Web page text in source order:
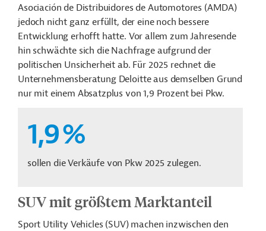
Asociación de Distribuidores de Automotores (AMDA)
jedoch nicht ganz erfüllt, der eine noch bessere
Entwicklung erhofft hatte. Vor allem zum Jahresende
hin schwächte sich die Nachfrage aufgrund der
politischen Unsicherheit ab. Für 2025 rechnet die
Unternehmensberatung Deloitte aus demselben Grund
nur mit einem Absatzplus von 1,9 Prozent bei Pkw.
1,9%
sollen die Verkäufe von Pkw 2025 zulegen.
SUV mit größtem Marktanteil
Sport Utility Vehicles (SUV) machen inzwischen den